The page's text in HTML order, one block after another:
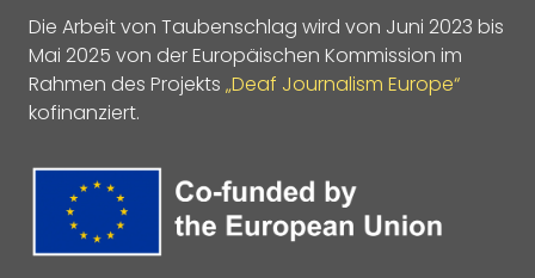
Die Arbeit von Taubenschlag wird von Juni 2023 bis
Mai 2025 von der Europäischen Kommission im
Rahmen des Projekts „Deaf Journalism Europe“
kofinanziert.